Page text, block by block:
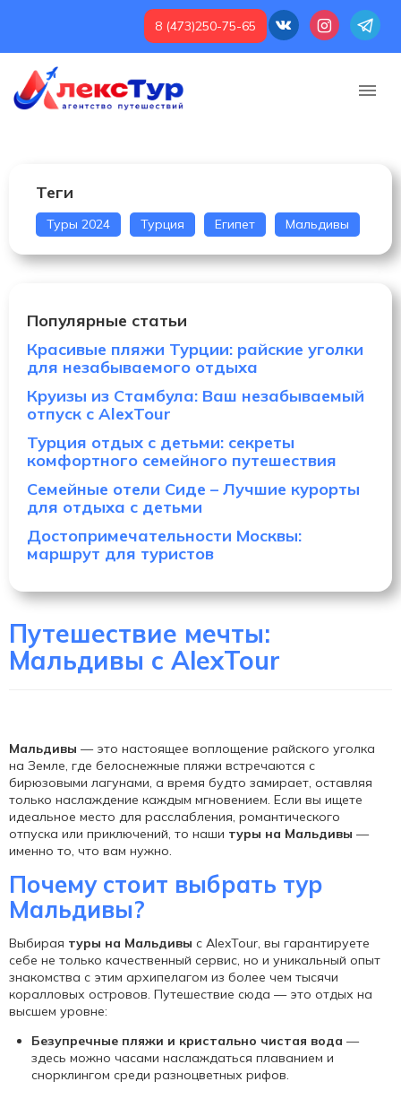
8 (473)250-75-65
Теги
Туры 2024 Турция Египет Мальдивы
Популярные статьи
Красивые пляжи Турции: райские уголки
для незабываемого отдыха
Круизы из Стамбула: Ваш незабываемый
отпуск с AlexTour
Турция отдых с детьми: секреты
комфортного семейного путешествия
Семейные отели Сиде – Лучшие курорты
для отдыха с детьми
Достопримечательности Москвы:
маршрут для туристов
Путешествие мечты:
Мальдивы с AlexTour
Мальдивы — это настоящее воплощение райского уголка
на Земле, где белоснежные пляжи встречаются с
бирюзовыми лагунами, а время будто замирает, оставляя
только наслаждение каждым мгновением. Если вы ищете
идеальное место для расслабления, романтического
отпуска или приключений, то наши туры на Мальдивы —
именно то, что вам нужно.
Почему стоит выбрать тур
Мальдивы?
Выбирая туры на Мальдивы с AlexTour, вы гарантируете
себе не только качественный сервис, но и уникальный опыт
знакомства с этим архипелагом из более чем тысячи
коралловых островов. Путешествие сюда — это отдых на
высшем уровне:
Безупречные пляжи и кристально чистая вода —
здесь можно часами наслаждаться плаванием и
снорклингом среди разноцветных рифов.